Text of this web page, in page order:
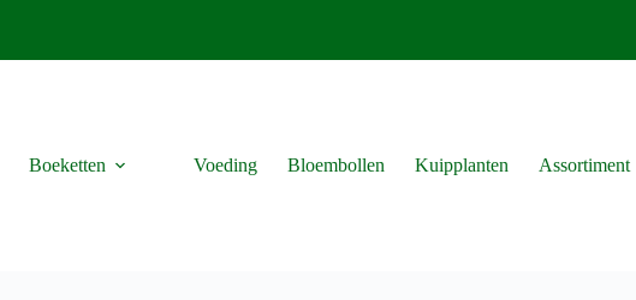
Boeketten Voeding Bloembollen Kuipplanten Assortiment